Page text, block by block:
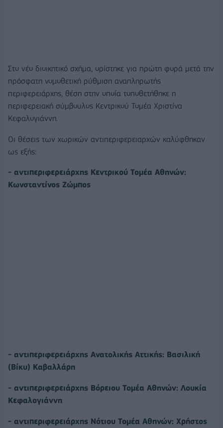
Στο νέο διοικητικό σχήμα, ορίστηκε για πρώτη φορά μετά την
πρόσφατη νομοθετική ρύθμιση αναπληρωτής
περιφερειάρχης, θέση στην οποία τοποθετήθηκε η
περιφερειακή σύμβουλος Κεντρικού Τομέα Χριστίνα
Κεφαλογιάννη.
Οι θέσεις των χωρικών αντιπεριφερειαρχών καλύφθηκαν
ως εξής:
- αντιπεριφερειάρχης Κεντρικού Τομέα Αθηνών:
Κωνσταντίνος Ζώμπος
- αντιπεριφερειάρχης Ανατολικής Αττικής: Βασιλική
(Βίκυ) Καβαλλάρη
- αντιπεριφερειάρχης Βόρειου Τομέα Αθηνών: Λουκία
Κεφαλογιάννη
- αντιπεριφερειάρχης Νότιου Τομέα Αθηνών: Χρήστος